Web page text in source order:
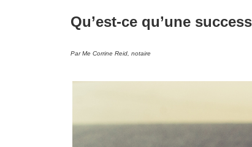
Qu’est-ce qu’une
Par Me Corrine Reid, notaire